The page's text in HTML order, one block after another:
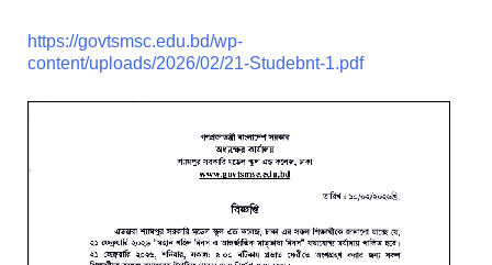
https://govtsmsc.edu.bd/wp-
content/uploads/2026/02/21-Studebnt-1.pdf